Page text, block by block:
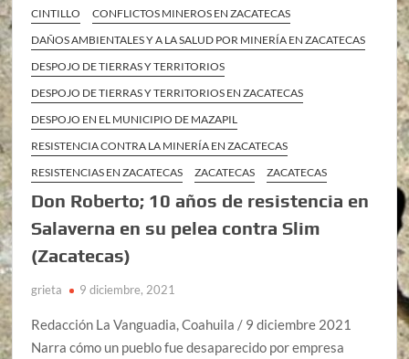
CINTILLO
CONFLICTOS MINEROS EN ZACATECAS
DAÑOS AMBIENTALES Y A LA SALUD POR MINERÍA EN ZACATECAS
DESPOJO DE TIERRAS Y TERRITORIOS
DESPOJO DE TIERRAS Y TERRITORIOS EN ZACATECAS
DESPOJO EN EL MUNICIPIO DE MAZAPIL
RESISTENCIA CONTRA LA MINERÍA EN ZACATECAS
RESISTENCIAS EN ZACATECAS
ZACATECAS ZACATECAS
Don Roberto; 10 años de resistencia en
Salaverna en su pelea contra Slim
(Zacatecas)
grieta 9 diciembre, 2021
Redacción La Vanguadia, Coahuila / 9 diciembre 2021
Narra cómo un pueblo fue desaparecido por empresa